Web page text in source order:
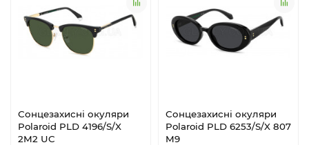
Сонцезахисні окуляри
Polaroid PLD 4196/S/X
2M2 UC
Сонцезахисні окуляри
Polaroid PLD 6253/S/X 807
M9